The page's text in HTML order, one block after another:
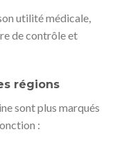
utilité médicale,
de contrôle et
régions
sont plus marqués
: